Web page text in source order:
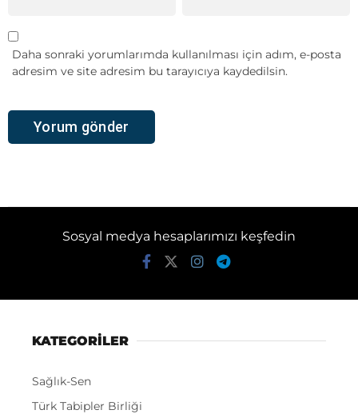
Daha sonraki yorumlarımda kullanılması için adım, e-posta
adresim ve site adresim bu tarayıcıya kaydedilsin.
Sosyal medya hesaplarımızı keşfedin
KATEGORİLER
Sağlık-Sen
Türk Tabipler Birliği